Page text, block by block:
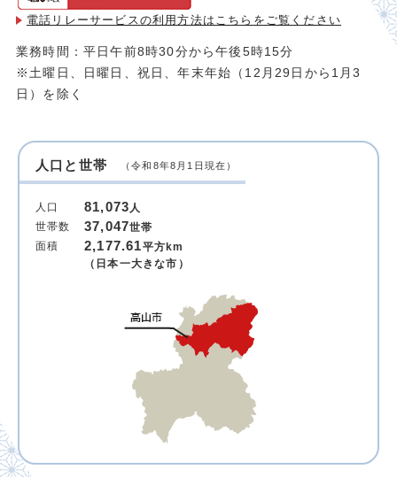
電話リレーサービスの利用方法は こちらをご覧ください
業務時間：平日午前8時30分から午後5時15分
※土曜日、日曜日、祝日、年末年始（12月29日から1月3
日）を除く
人口と世帯 （令和8年8月1日現在）
人口 81,073人
世帯数
37,047世帯
面積
2,177.61平方km
（日本一大きな市）